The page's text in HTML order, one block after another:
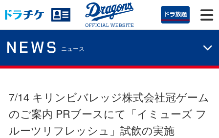
NEWS ニュース
7/14 キリンビバレッジ株式会社冠ゲーム
のご案内 PRブースにて「イミューズ フ
ルーツリフレッシュ」試飲の実施